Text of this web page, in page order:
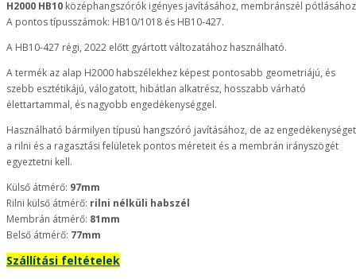
H2000 HB10 középhangszórók igényes javításához, membránszél
A pontos típusszámok: HB10/1018 és HB10-427.
A HB10-427 régi, 2022 előtt gyártott változatához használható.
A termék az alap H2000 habszélekhez képest pontosabb geometriájú, és
szebb esztétikájú, válogatott, hibátlan alkatrész, hosszabb várható
élettartammal, és nagyobb engedékenységgel.
Használható bármilyen típusú hangszóró javításához, de az
a rilni és a ragasztási felületek pontos méreteit és a membrán irányszögét
egyeztetni kell.
Külső átmérő: 97mm
Rilni külső átmérő: rilni nélküli habszél
Membrán átmérő: 81mm
Belső átmérő: 77mm
Szállítási feltételek